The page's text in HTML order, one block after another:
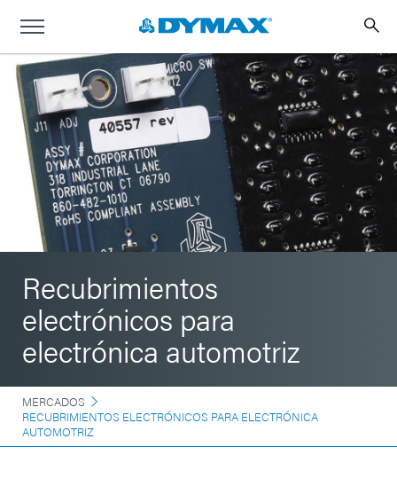
Recubrimientos
electrónicos para
electrónica automotriz
MERCADOS
RECUBRIMIENTOS ELECTRÓNICOS PARA ELECTRÓNICA
AUTOMOTRIZ